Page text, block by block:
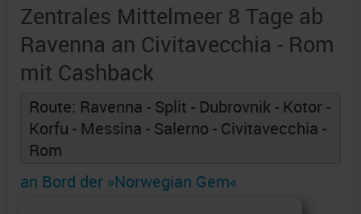
Zentrales Mittelmeer 8 Tage ab
Ravenna an Civitavecchia - Rom
mit Cashback
Route: Ravenna - Split - Dubrovnik - Kotor -
Korfu - Messina - Salerno - Civitavecchia -
Rom
an Bord der »Norwegian Gem«